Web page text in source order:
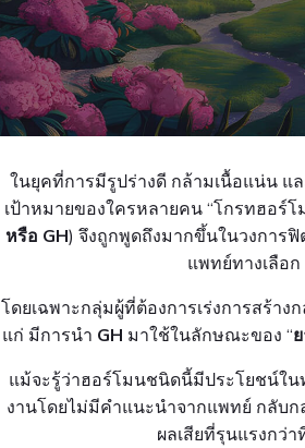
ในยุคที่การมีรูปร่างดี กล้ามเนื้อแน่น แ
เป้าหมายของใครหลายคน “โกรทฮอร์โ
หรือ GH) จึงถูกพูดถึงมากขึ้นในวงการ
แพทย์ทางเลือก
โดยเฉพาะกลุ่มผู้ที่ต้องการเร่งการสร้าง
แก่ มีการนำ GH มาใช้ในลักษณะของ “
แม้จะรู้ว่าฮอร์โมนชนิดนี้มีประโยชน์ใน
งานโดยไม่มีคำแนะนำจากแพทย์ กลับก
ผลเสียที่รุนแรงกว่